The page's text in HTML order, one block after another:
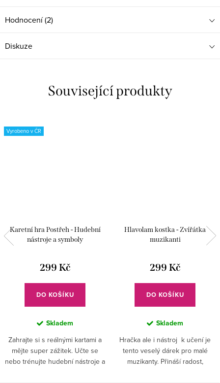
Hodnocení (2)
Diskuze
Související produkty
Vyrobeno v ČR
Karetní hra Postřeh - Hudební
nástroje a symboly
299 Kč
DO KOŠÍKU
Skladem
Zahrajte si s reálnými kartami a
mějte super zážitek. Učte se
nebo trénujte hudební nástroje a
Hlavolam kostka - Zvířátka
muzikanti
299 Kč
DO KOŠÍKU
Skladem
Hračka ale i nástroj k učení je
tento veselý dárek pro malé
muzikanty. Přináší radost,